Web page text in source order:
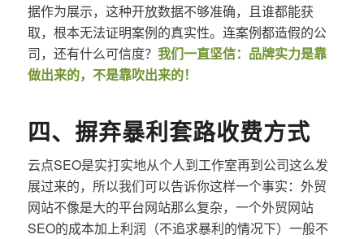
据作为展示，这种开放数据不够准确，且谁都能获
取，根本无法证明案例的真实性。连案例都造假的公
司，还有什么可信度？ 我们一直坚信：品牌实力是靠
做出来的，不是靠吹出来的！
四、摒弃暴利套路收费方式
云点SEO是实打实地从个人到工作室再到公司这么发
展过来的，所以我们可以告诉你这样一个事实：外贸
网站不像是大的平台网站那么复杂，一个外贸网站
SEO的成本加上利润（不追求暴利的情况下）一般不